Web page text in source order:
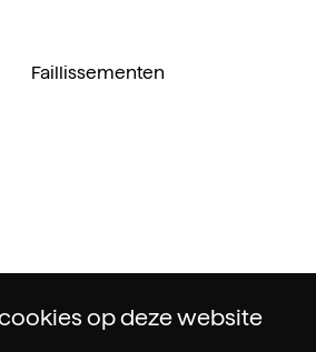
op deze website
Faillissementen